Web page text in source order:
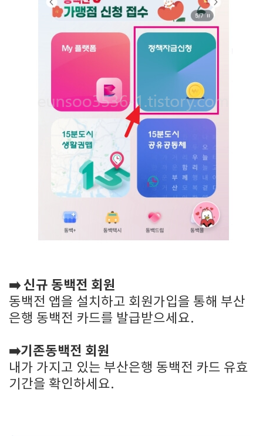
➡️ 신규 동백전 회원
동백전 앱을 설치하고 회원가입을 통해 부산
은행 동백전 카드를 발급받으세요.
➡️기존동백전 회원
내가 가지고 있는 부산은행 동백전 카드 유효
기간을 확인하세요.